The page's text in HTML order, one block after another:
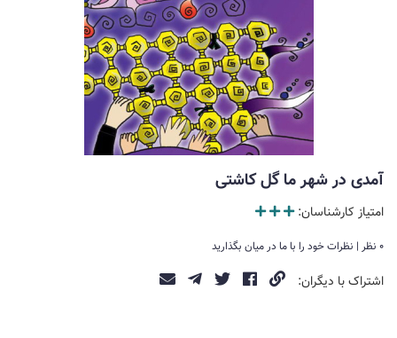
آمدی در شهر ما گل کاشتی
امتیاز کارشناسان:
0 نظر | نظرات خود را با ما در میان بگذارید
اشتراک با دیگران: